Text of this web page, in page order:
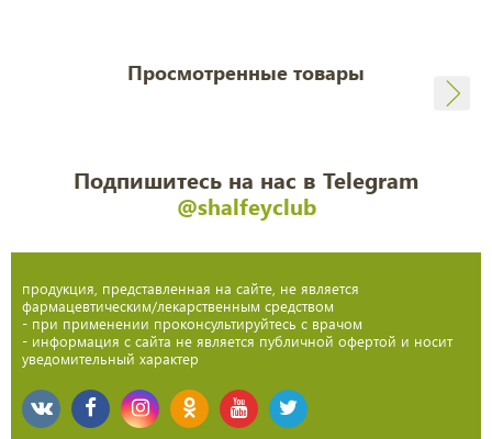
Просмотренные товары
Подпишитесь на нас в Telegram
@shalfeyclub
продукция, представленная на сайте, не является
фармацевтическим/лекарственным средством
- при применении проконсультируйтесь с врачом
- информация с сайта не является публичной офертой и носит
уведомительный характер